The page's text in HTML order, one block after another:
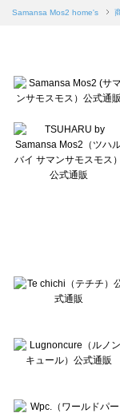
Samansa Mos2 blue（サ
Te chichi（テチチ）の一覧
Te chichi CLASSIC（テチ
Lugnoncure（ルノンキュ
BETTY'S BLUE（べティー
Wpc.（ワールドパーティー
Samansa Mos2 home's